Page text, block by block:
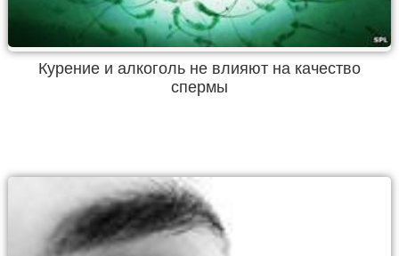
Курение и алкоголь не влияют на качество
спермы